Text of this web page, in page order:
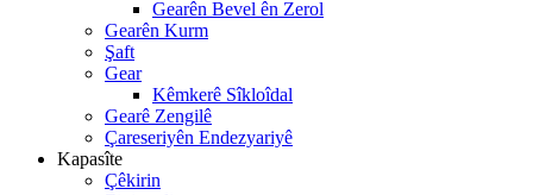
Gearên Bevel ên Zerol
Gearên Kurm
Şaft
Gear
Kêmkerê Sîkloîdal
Gearê Zengilê
Çareseriyên Endezyariyê
Kapasîte
Çêkirin